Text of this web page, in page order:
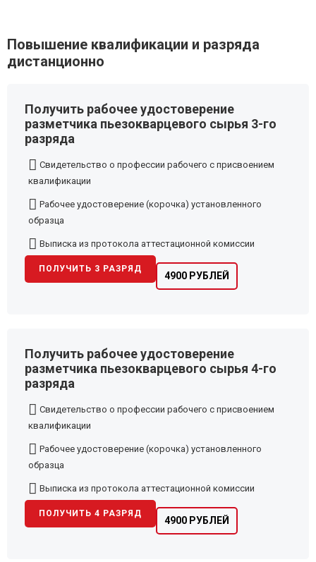
Повышение квалификации и разряда
дистанционно
Получить рабочее удостоверение
разметчика пьезокварцевого сырья 3-го
разряда
Свидетельство о профессии рабочего с присвоением
квалификации
Рабочее удостоверение (корочка) установленного
образца
Выписка из протокола аттестационной комиссии
4900 РУБЛЕЙ
ПОЛУЧИТЬ 3 РАЗРЯД
Получить рабочее удостоверение
разметчика пьезокварцевого сырья 4-го
разряда
Свидетельство о профессии рабочего с присвоением
квалификации
Рабочее удостоверение (корочка) установленного
образца
Выписка из протокола аттестационной комиссии
4900 РУБЛЕЙ
ПОЛУЧИТЬ 4 РАЗРЯД